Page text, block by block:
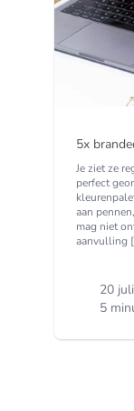
5x
Je ziet ze
perfect
aan
mag niet
aanvulling
20
5